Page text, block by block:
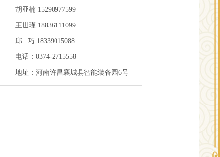
胡亚楠 15290977599
王世瑾 18836111099
邱 巧 18339015088
电话：0374-2715558
地址：河南许昌襄城县智能装备园6号